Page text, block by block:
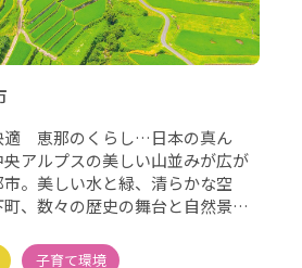
適 恵那のくらし…日本の真ん
アルプスの美しい山並みが広が
。美しい水と緑、清らかな空
、数々の歴史の舞台と自然景観